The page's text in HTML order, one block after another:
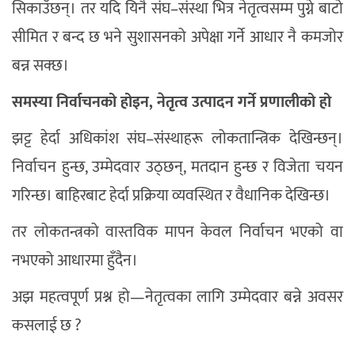
सिकाउँछन्। तर यदि यिनै संघ–संस्था भित्र नेतृत्वसम्म पुग्ने बाटो
सीमित र बन्द छ भने सुशासनको अपेक्षा गर्ने आधार नै कमजोर
बन्न सक्छ।
समस्या निर्वाचनको होइन, नेतृत्व उत्पादन गर्ने प्रणालीको हो
झट्ट हेर्दा अधिकांश संघ–संस्थाहरू लोकतान्त्रिक देखिन्छन्।
निर्वाचन हुन्छ, उम्मेदवार उठ्छन्, मतदान हुन्छ र विजेता चयन
गरिन्छ। बाहिरबाट हेर्दा प्रक्रिया व्यवस्थित र वैधानिक देखिन्छ।
तर लोकतन्त्रको वास्तविक मापन केवल निर्वाचन भएको वा
नभएको आधारमा हुँदैन।
अझ महत्वपूर्ण प्रश्न हो—नेतृत्वका लागि उम्मेदवार बन्ने अवसर
कसलाई छ ?